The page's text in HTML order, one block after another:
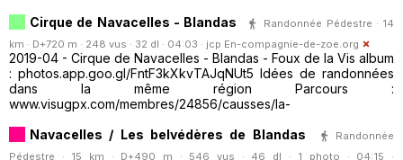
Cirque de Navacelles - Blandas
Randonnée Pédestre · 14
km · D+720 m · 248 vus · 32 dl · 04:03 · jcp En-compagnie-de-zoe.org
2019-04 - Cirque de Navacelles - Blandas - Foux de la Vis album
: photos.app.goo.gl/FntF3kXkvTAJqNUt5 Idées de randonnées
dans la même région Parcours :
www.visugpx.com/membres/24856/causses/la-
Navacelles / Les belvédères de Blandas
Randonnée
Pédestre · 15 km · D+490 m · 546 vus · 46 dl · 1 photo · 04:15 ·